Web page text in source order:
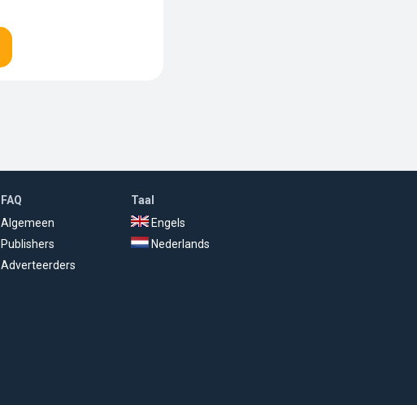
FAQ
Algemeen
Publishers
Adverteerders
Taal
Engels
Nederlands